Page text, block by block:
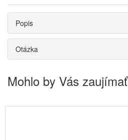
Popis
Otázka
Mohlo by Vás zaujímať